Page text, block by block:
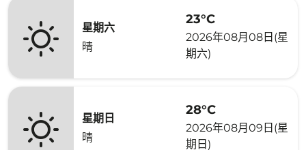
星期六
晴
23°C
2026年08月08日(星
期六)
星期日
晴
28°C
2026年08月09日(星
期日)